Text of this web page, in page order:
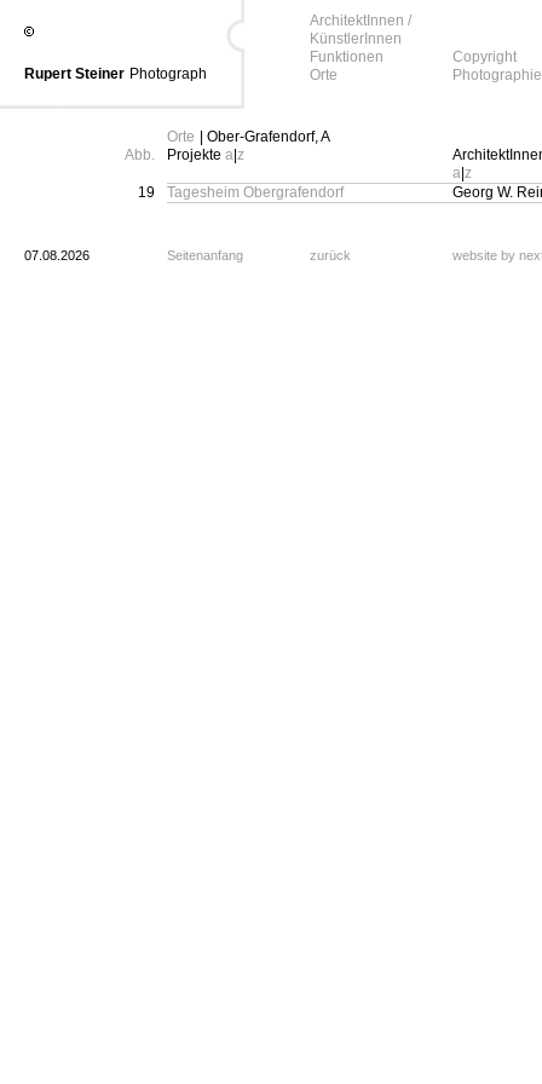
Rupert Steiner Photograph
ArchitektInnen /
KünstlerInnen
Funktionen
Orte
Copyright
Photographie
Orte
| Ober-Grafendorf, A
Abb.
Projekte a z
a z
19
Tagesheim Obergrafendorf Georg W.
07.08.2026 Seitenanfang zurück website by